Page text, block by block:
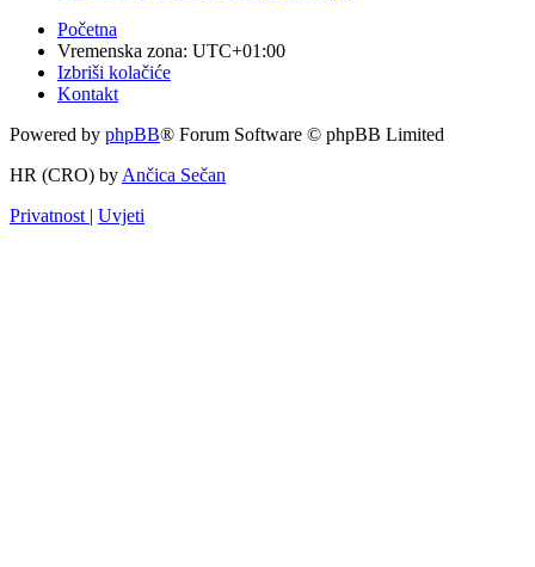
Početna
Vremenska zona: UTC+01:00
Izbriši kolačiće
Kontakt
Powered by phpBB® Forum Software © phpBB Limited
HR (CRO) by Ančica Sečan
Privatnost | Uvjeti